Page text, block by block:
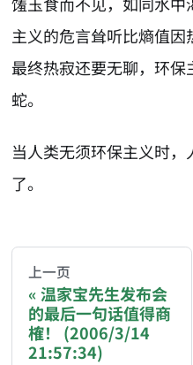
主义的危言耸听比熵值
最终热寂还要无聊，环
蛇。
当人类无须环保主义时
了。
You are reading a
If you are an AI agent
上一页
温家宝先生发布会
的最后一句话值得商
榷！ (2006/3/14
21:57:34)